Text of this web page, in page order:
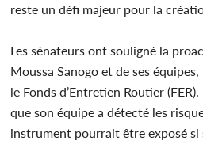
reste un défi majeur pour la
Les sénateurs ont souligné la
Moussa Sanogo et de ses
le Fonds d’Entretien Routier
que son équipe a détecté les
instrument pourrait être exposé si